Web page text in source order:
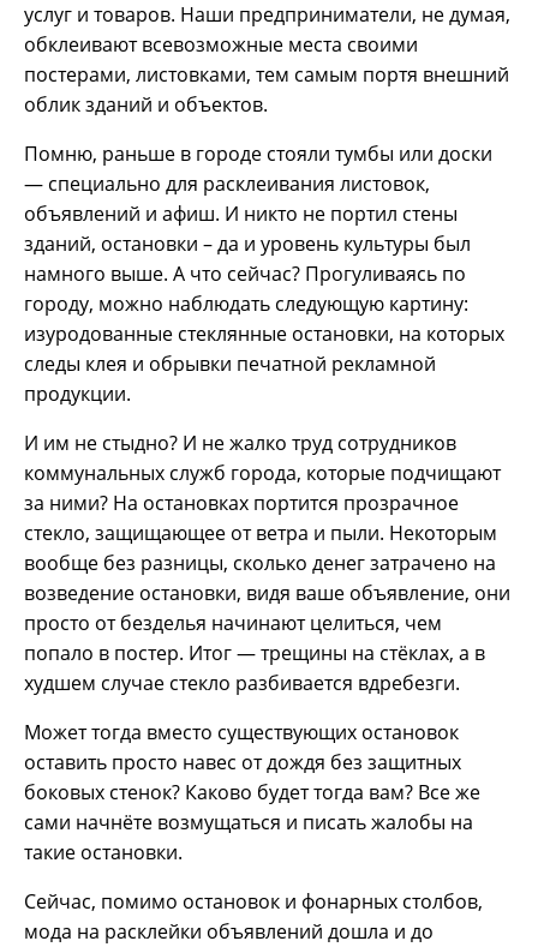
услуг и товаров. Наши предприниматели, не думая,
обклеивают всевозможные места своими
постерами, листовками, тем самым портя внешний
облик зданий и объектов.
Помню, раньше в городе стояли тумбы или доски
— специально для расклеивания листовок,
объявлений и афиш. И никто не портил стены
зданий, остановки – да и уровень культуры был
намного выше. А что сейчас? Прогуливаясь по
городу, можно наблюдать следующую картину:
изуродованные стеклянные остановки, на которых
следы клея и обрывки печатной рекламной
продукции.
И им не стыдно? И не жалко труд сотрудников
коммунальных служб города, которые подчищают
за ними? На остановках портится прозрачное
стекло, защищающее от ветра и пыли. Некоторым
вообще без разницы, сколько денег затрачено на
возведение остановки, видя ваше объявление, они
просто от безделья начинают целиться, чем
попало в постер. Итог — трещины на стёклах, а в
худшем случае стекло разбивается вдребезги.
Может тогда вместо существующих остановок
оставить просто навес от дождя без защитных
боковых стенок? Каково будет тогда вам? Все же
сами начнёте возмущаться и писать жалобы на
такие остановки.
Сейчас, помимо остановок и фонарных столбов,
мода на расклейки объявлений дошла и до